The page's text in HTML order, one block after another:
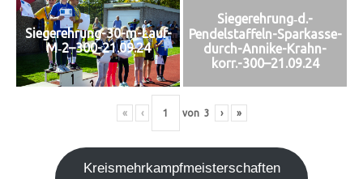
Siegerehrung-30-m-Lauf-
M‑2–300-21.09.24
Siegerehrung‑d.-
Pendelstaffeln-Sparkasse-
durch-Annike-Krahn-
korr.-300–21.09.24
« ‹ von 3 › »
Kreis­mehr­kampf­meis­ter­schaf­ten